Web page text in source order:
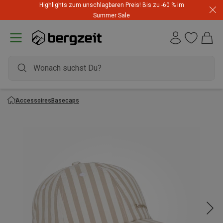
Highlights zum unschlagbaren Preis! Bis zu -60 % im
Summer Sale
AccessoiresBasecaps